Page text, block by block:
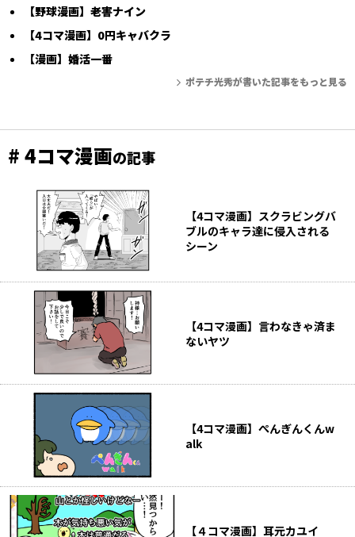
【野球漫画】老害ナイン
【4コマ漫画】0円キャバクラ
【漫画】婚活一番
ポテチ光秀が書いた記事をもっと見る
# 4コマ漫画の記事
【4コマ漫画】スクラビングバ
ブルのキャラ達に侵入される
シーン
【4コマ漫画】言わなきゃ済ま
ないヤツ
【4コマ漫画】ぺんぎんくんw
alk
【４コマ漫画】耳元カユイ